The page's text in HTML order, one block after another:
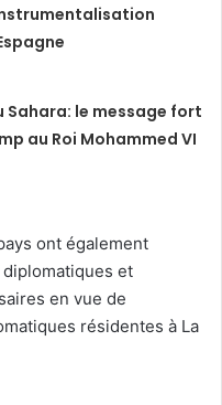
Sahara: le message fort
au Roi Mohammed VI
ont également
et
en vue de
résidentes à La